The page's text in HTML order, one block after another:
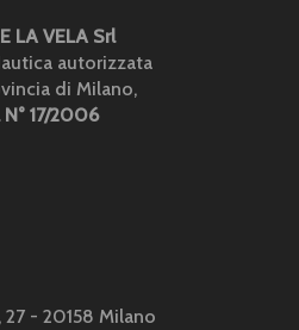
LA VELA Srl
autorizzata
di Milano,
17/2006
- 20158 Milano